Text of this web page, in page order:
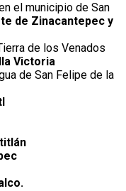
el municipio de San
de Zinacantepec y
de los Venados
Victoria
de San Felipe de la